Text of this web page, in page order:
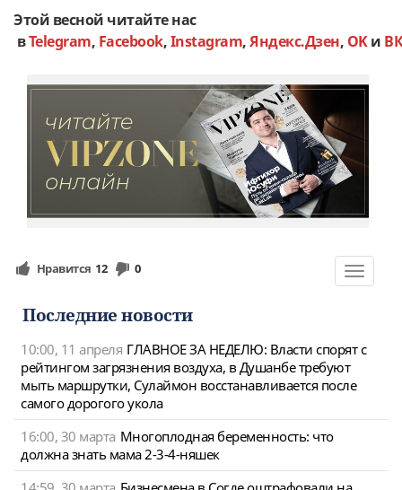
Этой весной читайте нас
вTelegram, Facebook,Instagram,Яндекс.Дзен, OKи ВК
Toggle
Нравится 12 0
Последние новости
10:00, 11 апреля ГЛАВНОЕ ЗА НЕДЕЛЮ: Власти спорят с
рейтингом загрязнения воздуха, в Душанбе требуют
мыть маршрутки, Сулаймон восстанавливается после
самого дорогого укола
16:00, 30 марта Многоплодная беременность: что
должна знать мама 2-3-4-няшек